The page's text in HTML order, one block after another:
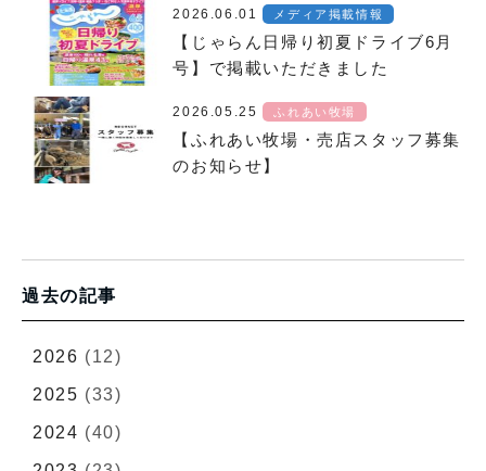
2026.06.01 メディア掲載情報
【じゃらん日帰り初夏ドライブ6月
号】で掲載いただきました
2026.05.25 ふれあい牧場
【ふれあい牧場・売店スタッフ募集
のお知らせ】
過去の記事
2026 (12)
2025 (33)
2024 (40)